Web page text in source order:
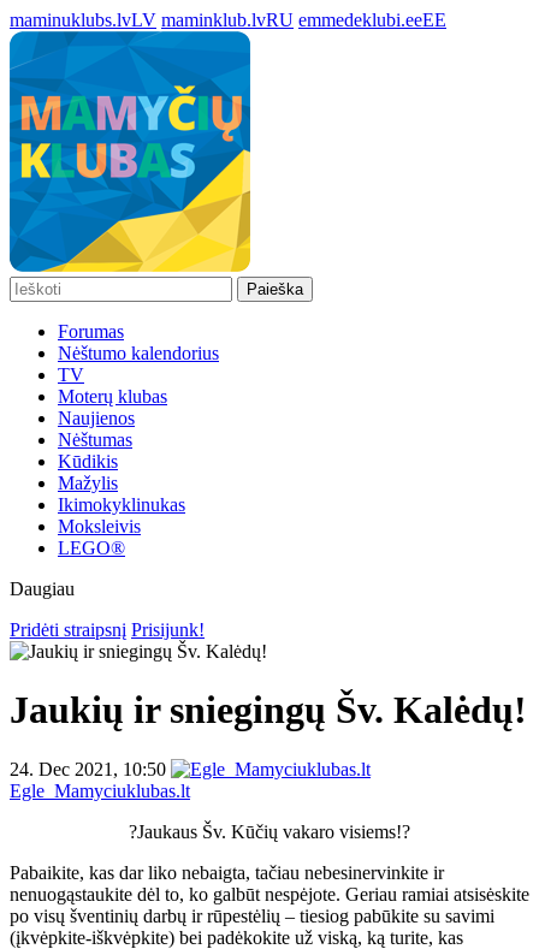
maminuklubs.lvLV maminklub.lvRU emmedeklubi.eeEE
Paieška
Forumas
Nėštumo kalendorius
TV
Moterų klubas
Naujienos
Nėštumas
Kūdikis
Mažylis
Ikimokyklinukas
Moksleivis
LEGO®
Daugiau
Pridėti straipsnį Prisijunk!
Jaukių ir sniegingų Šv. Kalėdų!
24. Dec 2021, 10:50
Egle_Mamyciuklubas.lt
?Jaukaus Šv. Kūčių vakaro visiems!?
Pabaikite, kas dar liko nebaigta, tačiau nebesinervinkite ir
nenuogąstaukite dėl to, ko galbūt nespėjote. Geriau ramiai atsisėskite
po visų šventinių darbų ir rūpestėlių – tiesiog pabūkite su savimi
(įkvėpkite-iškvėpkite) bei padėkokite už viską, ką turite, kas